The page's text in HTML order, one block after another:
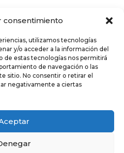
consentimiento
utilizamos tecnologías
y/o acceder a la información del
de estas tecnologías nos permitirá
de navegación o las
sitio. No consentir o retirar el
negativamente a ciertas